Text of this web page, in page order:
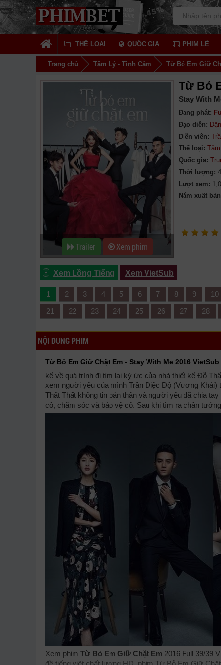
THỂ LOẠI QUỐC GIA PHIM LẺ
Trang chủ Tâm Lý - Tình Cảm Từ Bỏ Em Giữ
Trailer Xem phim
Từ Bỏ
Stay With
Đang phát:
Đạo diễn:
Diễn viên:
Thể loại:
Quốc gia:
Thời lượng:
Lượt xem:
Năm xuất
Xem Lồng Tiếng Xem VietSub
1 2 3 4 5 6 7 8 9 10
21
22 23 24 25 26 27 28
NỘI DUNG PHIM
Từ Bỏ Em Giữ Chặt Em - Stay With Me 2016 VietSub
kể về quá trình đi tìm lại ký ức của nhà thiết kế Đỗ
xem người yêu của mình Trần Diệc Độ (Vương Khải)
Thất Thất không tin bản thân và người yêu đã chia
cô, chăm sóc và bảo vệ cô. Sau khi tìm ra chân
Xem phim Từ Bỏ Em Giữ Chặt Em 2016 Full 39/39